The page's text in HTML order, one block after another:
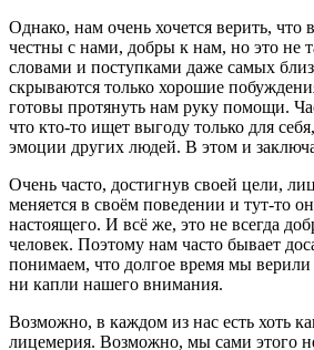
Однако, нам очень хочется верить, что
честны с нами, добры к нам, но это не
словами и поступками даже самых
скрываются только хорошие
готовы протянуть нам руку помощи.
что кто-то ищет выгоду только для
эмоции других людей. В этом и
Очень часто, достигнув своей цели,
меняется в своём поведении и тут-то
настоящего. И всё же, это не всегда
человек. Поэтому нам часто бывает
понимаем, что долгое время мы верили
ни капли нашего внимания.
Возможно, в каждом из нас есть хоть
лицемерия. Возможно, мы сами этого